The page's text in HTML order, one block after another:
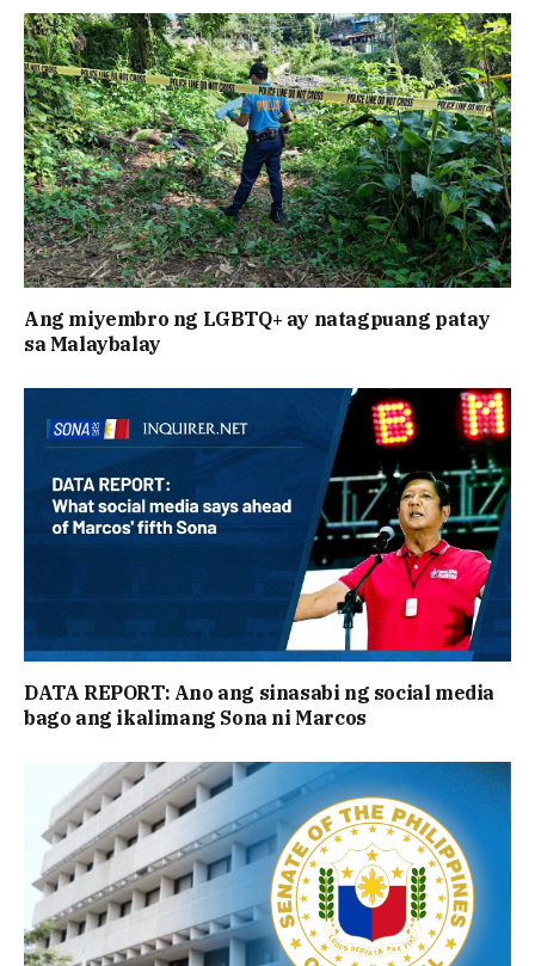
Ang miyembro ng LGBTQ+ ay natagpuang patay
sa Malaybalay
DATA REPORT: Ano ang sinasabi ng social media
bago ang ikalimang Sona ni Marcos